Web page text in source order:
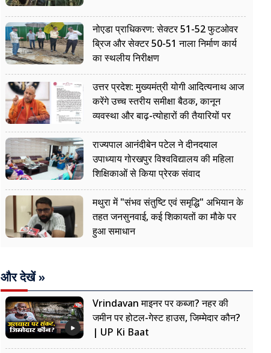
नोएडा प्राधिकरण: सेक्टर 51-52 फुटओवर
ब्रिज और सेक्टर 50-51 नाला निर्माण कार्य
का स्थलीय निरीक्षण
उत्तर प्रदेश: मुख्यमंत्री योगी आदित्यनाथ आज
करेंगे उच्च स्तरीय समीक्षा बैठक, कानून
व्यवस्था और बाढ़-त्योहारों की तैयारियों पर
नजर
राज्यपाल आनंदीबेन पटेल ने दीनदयाल
उपाध्याय गोरखपुर विश्वविद्यालय की महिला
शिक्षिकाओं से किया प्रेरक संवाद
मथुरा में "संभव संतुष्टि एवं समृद्धि" अभियान के
तहत जनसुनवाई, कई शिकायतों का मौके पर
हुआ समाधान
और देखें »
Vrindavan माइनर पर कब्जा? नहर की
जमीन पर होटल-गेस्ट हाउस, जिम्मेदार कौन?
| UP Ki Baat